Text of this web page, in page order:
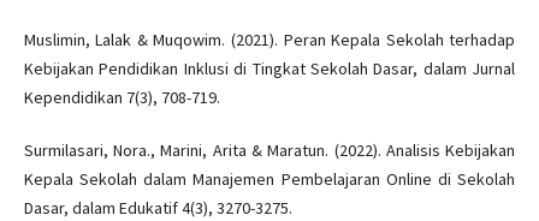
Muslimin, Lalak & Muqowim. (2021). Peran Kepala Sekolah terhadap
Kebijakan Pendidikan Inklusi di Tingkat Sekolah Dasar, dalam Jurnal
Kependidikan 7(3), 708-719.
Surmilasari, Nora., Marini, Arita & Maratun. (2022). Analisis Kebijakan
Kepala Sekolah dalam Manajemen Pembelajaran Online di Sekolah
Dasar, dalam Edukatif 4(3), 3270-3275.